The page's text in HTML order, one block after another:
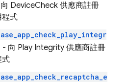
向 DeviceCheck 供應商註冊
式
- 向 Play Integrity 供應商註冊
式